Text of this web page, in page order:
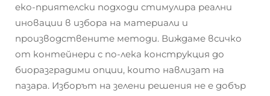
еко-приятелски подходи стимулира реални
иновации в избора на материали и
производствените методи. Виждаме всичко
от контейнери с по-лека конструкция до
биоразградими опции, които навлизат на
пазара. Изборът на зелени решения не е добър